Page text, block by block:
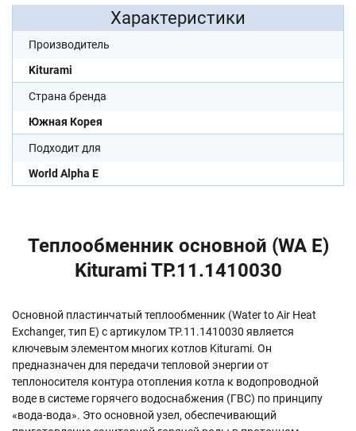
Характеристики
Производитель
Kiturami
Страна бренда
Южная Корея
Подходит для
World Alpha E
Теплообменник основной (WA E)
Kiturami TP.11.1410030
Основной пластинчатый теплообменник (Water to Air Heat
Exchanger, тип E) с артикулом TP.11.1410030 является
ключевым элементом многих котлов Kiturami. Он
предназначен для передачи тепловой энергии от
теплоносителя контура отопления котла к водопроводной
воде в системе горячего водоснабжения (ГВС) по принципу
«вода-вода». Это основной узел, обеспечивающий